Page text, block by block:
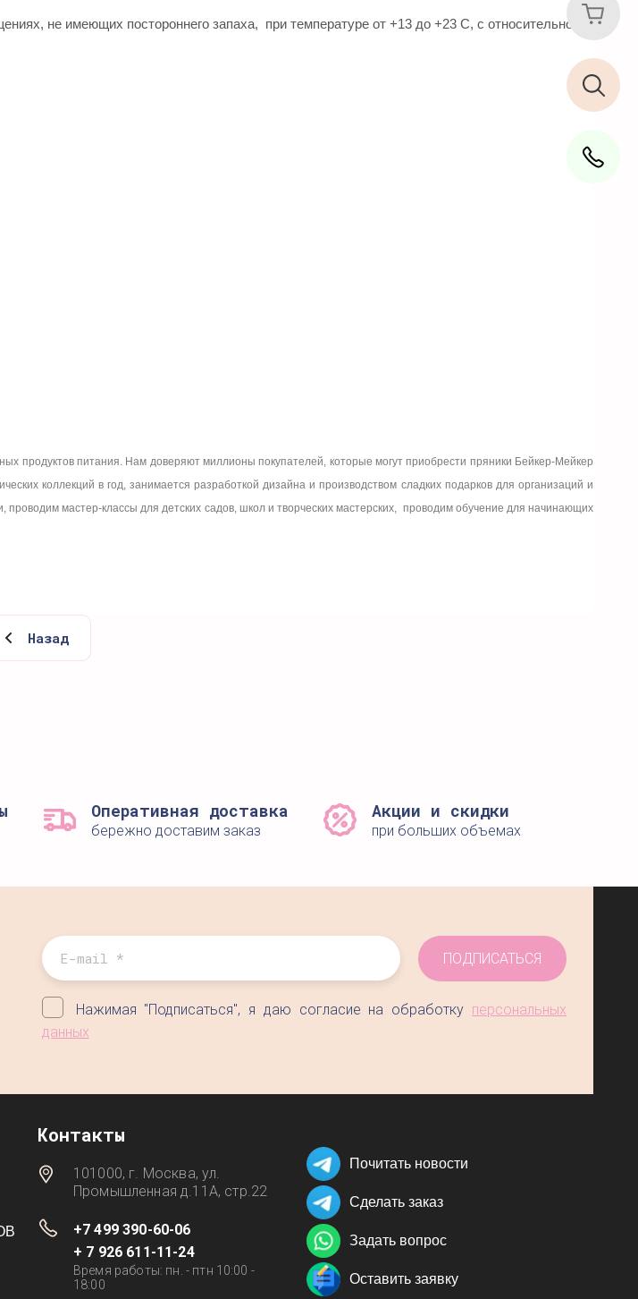
не имеющих постороннего запаха, при температуре от +13 до +23 С, с относительной
продуктов питания. Нам доверяют миллионы покупателей, которые могут приобрести пряники Бейкер-Мейкер
коллекций в год, занимается разработкой дизайна и производством сладких подарков для организаций и
мастер-классы для детских садов, школ и творческих мастерских, проводим обучение для начинающих
Назад
Оперативная доставка
бережно доставим заказ
Акции и скидки
при больших объемах
Нажимая "Подписаться", я даю согласие на обработку персональных
данных
ПОДПИСАТЬСЯ
Контакты
101000, г. Москва, ул.
Промышленная д.11А, стр.22
+7 499 390-60-06
+ 7 926 611-11-24
Время работы: пн. - птн 10:00 -
18:00
Почитать новости
Сделать заказ
Задать вопрос
Оставить заявку